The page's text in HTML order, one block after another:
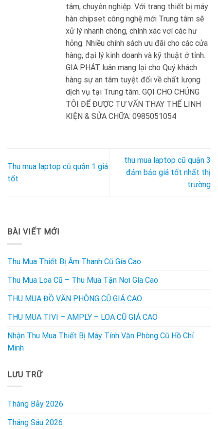
tâm, chuyên nghiệp. Với trang thiết bị máy
hàn chipset công nghệ mới Trung tâm sẽ
xử lý nhanh chóng, chính xác vơí các hư
hỏng. Nhiều chính sách ưu đãi cho các cửa
hàng, đại lý kinh doanh và kỹ thuật ở tỉnh.
GIA PHÁT luân mang lại cho Quý khách
hàng sự an tâm tuyệt đối về chất lượng
dịch vụ tại Trung tâm. GỌI CHO CHÚNG
TÔI ĐỂ ĐƯỢC TƯ VẤN THAY THẾ LINH
KIỆN & SỬA CHỮA: 0985051054
Thu mua laptop cũ quận 1 giá
tốt
thu mua laptop cũ quận 3
đảm bảo giá tốt nhất thị
trường
BÀI VIẾT MỚI
Thu Mua Thiết Bị Âm Thanh Cũ Gía Cao
Thu Mua Loa Cũ – Thu Mua Tận Nơi Gía Cao
THU MUA ĐỒ VĂN PHÒNG CŨ GIÁ CAO
THU MUA TIVI – AMPLY – LOA CŨ GIÁ CAO
Nhận Thu Mua Thiết Bị Máy Tính Văn Phòng Cũ Hồ Chí
Minh
LƯU TRỮ
Tháng Bảy 2026
Tháng Sáu 2026